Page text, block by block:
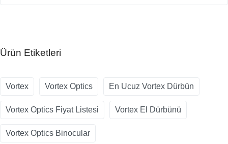
Ürün Etiketleri
Vortex Vortex Optics En Ucuz Vortex Dürbün
Vortex Optics Fiyat Listesi Vortex El Dürbünü
Vortex Optics Binocular